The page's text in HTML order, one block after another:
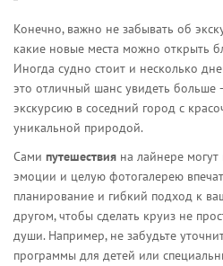
Конечно, важно не забывать об
какие новые места можно открыть
Иногда судно стоит и несколько
это отличный шанс увидеть больше
экскурсию в соседний город с
уникальной природой.
Сами путешествия на лайнере
эмоции и целую фотогалерею
планирование и гибкий подход к
другом, чтобы сделать круиз не
души. Например, не забудьте
программы для детей или